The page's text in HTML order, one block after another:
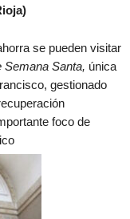
se pueden visitar
Santa, única
gestionado
foco de